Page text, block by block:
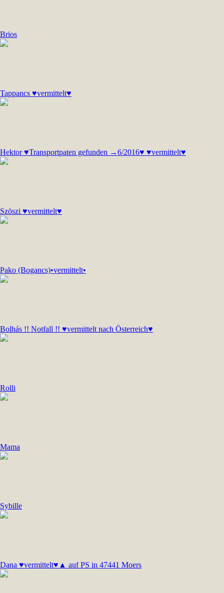
Brios
Tappancs ♥vermittelt♥
Hektor ♥Transportpaten gefunden →6/2016♥ ♥vermittelt♥
Szöszi ♥vermittelt♥
Pako (Bogancs)•vermittelt•
Bolhás !! Notfall !! ♥vermittelt nach Österreich♥
Rolli
Mama
Sybille
Dana ♥vermittelt♥▲ auf PS in 47441 Moers